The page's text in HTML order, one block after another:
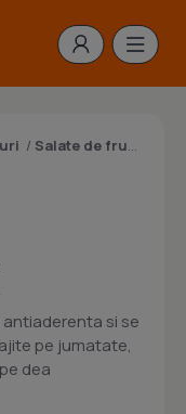
/ Salate de fructe
si se
pe jumatate,
dea